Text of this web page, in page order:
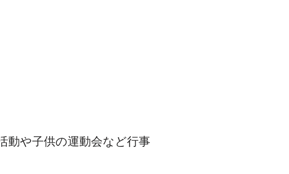
動や子供の運動会など行事